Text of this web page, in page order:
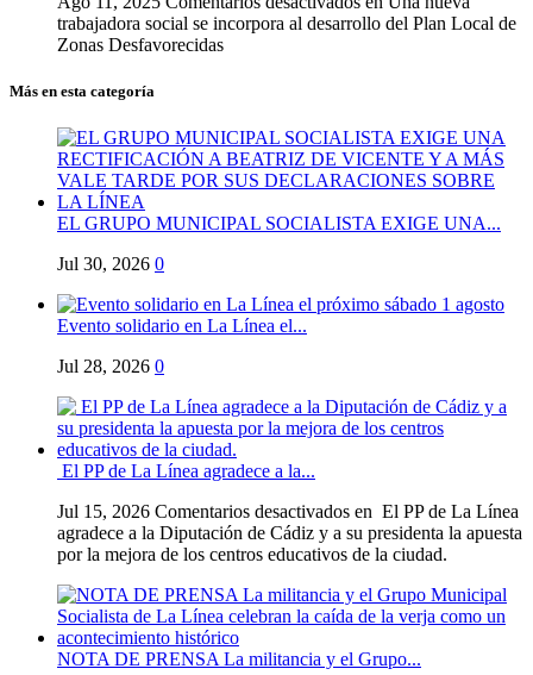
trabajadora social se incorpora al desarrollo del Plan Local de
Zonas Desfavorecidas
Más en esta categoría
EL GRUPO MUNICIPAL SOCIALISTA EXIGE UNA...
Jul 30, 2026 0
Evento solidario en La Línea el...
Jul 28, 2026 0
El PP de La Línea agradece a la...
Jul 15, 2026 Comentarios desactivados en El PP de La Línea
agradece a la Diputación de Cádiz y a su presidenta la apuesta
por la mejora de los centros educativos de la ciudad.
NOTA DE PRENSA La militancia y el Grupo...